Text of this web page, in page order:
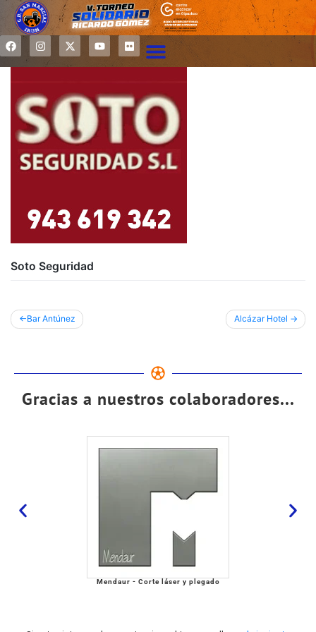
Soto Seguridad
Bar Antúnez Alcázar Hotel
Gracias a nuestros colaboradores...
Mendaur - Corte láser y plegado